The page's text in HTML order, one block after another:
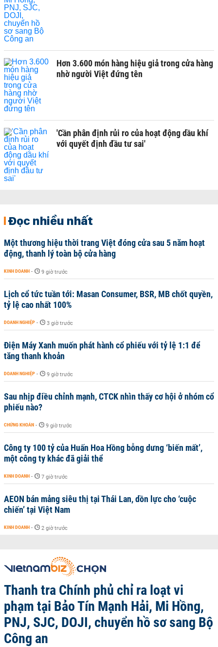
Hơn 3.600 món hàng hiệu giả trong cửa hàng
nhờ người Việt đứng tên
'Cần phân định rủi ro của hoạt động dầu khí
với quyết định đầu tư sai'
Đọc nhiều nhất
Một thương hiệu thời trang Việt đóng cửa sau 5 năm hoạt
động, thanh lý toàn bộ cửa hàng
KINH DOANH - 9 giờ trước
Lịch cổ tức tuần tới: Masan Consumer, BSR, MB chốt quyền,
tỷ lệ cao nhất 100%
DOANH NGHIỆP - 3 giờ trước
Điện Máy Xanh muốn phát hành cổ phiếu với tỷ lệ 1:1 để
tăng thanh khoản
DOANH NGHIỆP - 9 giờ trước
Sau nhịp điều chỉnh mạnh, CTCK nhìn thấy cơ hội ở nhóm cổ
phiếu nào?
CHỨNG KHOÁN - 9 giờ trước
Công ty 100 tỷ của Huấn Hoa Hồng bỗng dưng ‘biến mất’,
một công ty khác đã giải thể
KINH DOANH - 7 giờ trước
AEON bán mảng siêu thị tại Thái Lan, dồn lực cho ‘cuộc
chiến’ tại Việt Nam
KINH DOANH - 2 giờ trước
Thanh tra Chính phủ chỉ ra loạt vi
phạm tại Bảo Tín Mạnh Hải, Mi Hồng,
PNJ, SJC, DOJI, chuyển hồ sơ sang Bộ
Công an